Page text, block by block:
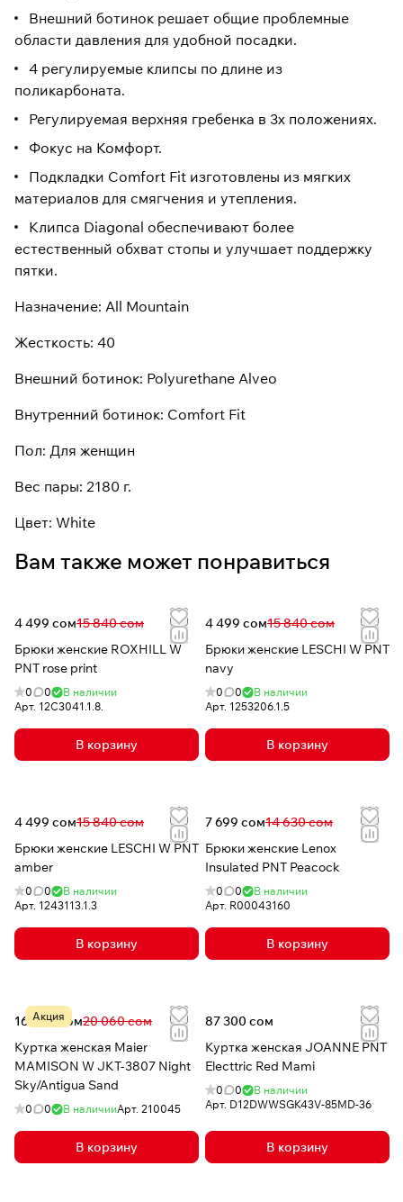
Внешний ботинок решает общие проблемные
области давления для удобной посадки.
4 регулируемые клипсы по длине из
поликарбоната.
Регулируемая верхняя гребенка в 3х положениях.
Фокус на Комфорт.
Подкладки Comfort Fit изготовлены из мягких
материалов для смягчения и утепления.
Клипса Diagonal обеспечивают более
естественный обхват стопы и улучшает поддержку
пятки.
Назначение: All Mountain
Жесткость: 40
Внешний ботинок: Polyurethane Alveo
Внутренний ботинок: Comfort Fit
Пол: Для женщин
Вес пары: 2180 г.
Цвет: White
Вам также может понравиться
4 499 сом15 840 сом
Брюки женские ROXHILL W
PNT rose print
0 0
В наличии
Арт. 12C3041.1.8.
В корзину
4 499 сом15 840 сом
Брюки женские LESCHI W PNT
navy
0 0
В наличии
Арт. 1253206.1.5
В корзину
4 499 сом15 840 сом
Брюки женские LESCHI W PNT
amber
0 0
В наличии
Арт. 1243113.1.3
В корзину
7 699 сом14 630 сом
Брюки женские Lenox
Insulated PNT Peacock
0 0
В наличии
Арт. R00043160
В корзину
Акция
16 048 сом20 060 сом
Куртка женская Maier
MAMISON W JKT-3807 Night
Sky/Antigua Sand
0 0 В наличииАрт. 210045
В корзину
87 300 сом
Куртка женская JOANNE PNT
Electtric Red Mami
0 0
В наличии
Арт. D12DWWSGK43V-85MD-36
В корзину